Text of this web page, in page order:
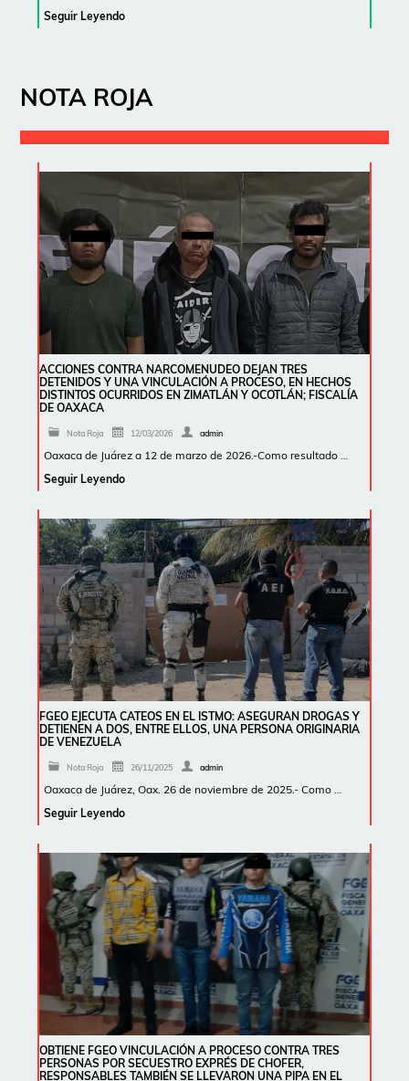
Seguir Leyendo
NOTA ROJA
ACCIONES CONTRA NARCOMENUDEO DEJAN TRES
DETENIDOS Y UNA VINCULACIÓN A PROCESO, EN HECHOS
DISTINTOS OCURRIDOS EN ZIMATLÁN Y OCOTLÁN; FISCALÍA
DE OAXACA
Nota Roja 12/03/2026 admin
Oaxaca de Juárez a 12 de marzo de 2026.-Como resultado …
Seguir Leyendo
FGEO EJECUTA CATEOS EN EL ISTMO: ASEGURAN DROGAS Y
DETIENEN A DOS, ENTRE ELLOS, UNA PERSONA ORIGINARIA
DE VENEZUELA
Nota Roja 26/11/2025 admin
Oaxaca de Juárez, Oax. 26 de noviembre de 2025.- Como …
Seguir Leyendo
OBTIENE FGEO VINCULACIÓN A PROCESO CONTRA TRES
PERSONAS POR SECUESTRO EXPRÉS DE CHOFER,
RESPONSABLES TAMBIÉN SE LLEVARON UNA PIPA EN EL